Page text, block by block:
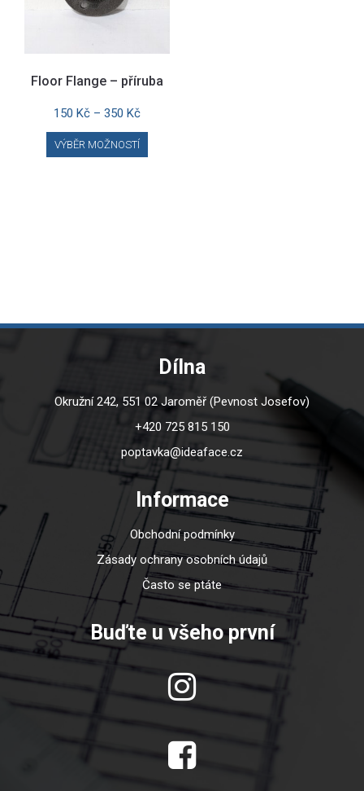
Floor Flange – příruba
150 Kč – 350 Kč
VÝBĚR MOŽNOSTÍ
This
the
product
page
Dílna
Okružní 242, 551 02 Jaroměř (Pevnost Josefov)
+420 725 815 150
poptavka@ideaface.cz
Informace
Obchodní podmínky
Zásady ochrany osobních údajů
Často se ptáte
Buďte u všeho první